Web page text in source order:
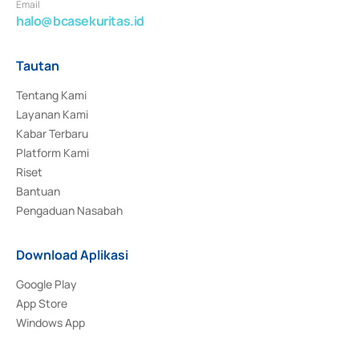
Email
halo@bcasekuritas.id
Tautan
Tentang Kami
Layanan Kami
Kabar Terbaru
Platform Kami
Riset
Bantuan
Pengaduan Nasabah
Download Aplikasi
Google Play
App Store
Windows App